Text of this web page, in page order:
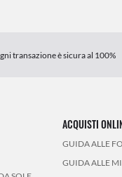
transazione è sicura al 100%
ACQUISTI
GUIDA ALLE
GUIDA ALLE